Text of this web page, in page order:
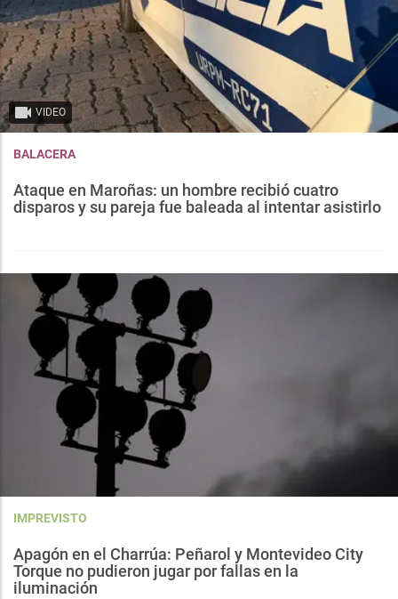
VIDEO
BALACERA
Ataque en Maroñas: un hombre recibió cuatro
disparos y su pareja fue baleada al intentar asistirlo
IMPREVISTO
Apagón en el Charrúa: Peñarol y Montevideo City
Torque no pudieron jugar por fallas en la
iluminación